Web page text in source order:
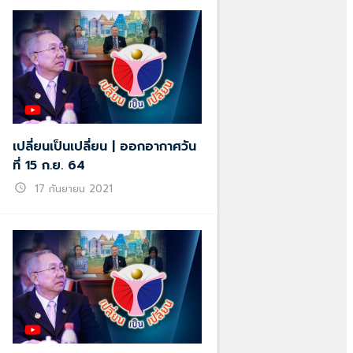
เปลี่ยนเป็นเปลี่ยน | ออกอากาศวัน
ที่ 15 ก.ย. 64
schedule 17 กันยายน 2021